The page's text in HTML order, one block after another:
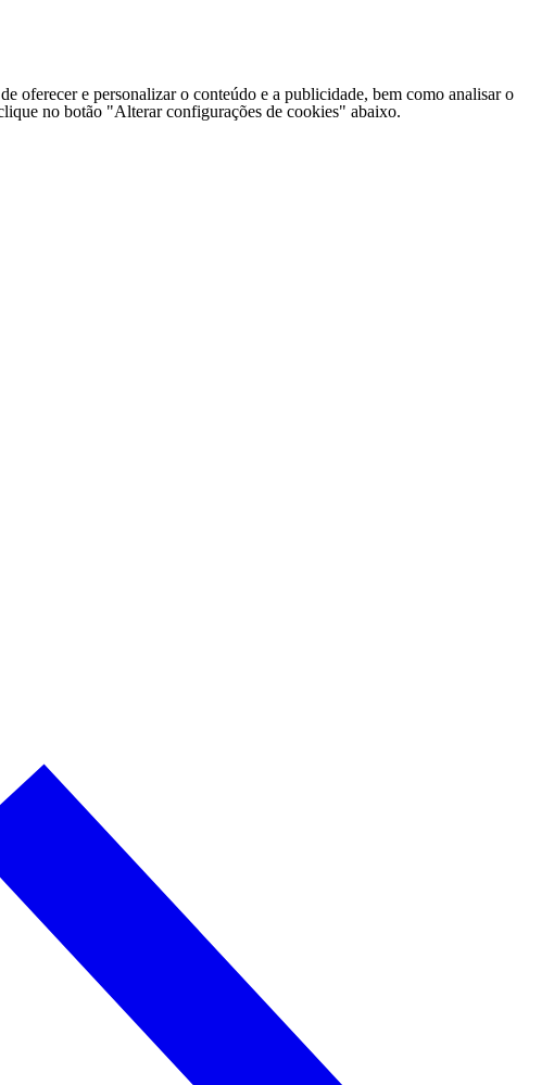
oferecer e personalizar o conteúdo e a publicidade, bem como analisar o
no botão "Alterar configurações de cookies" abaixo.